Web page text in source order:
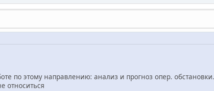
по этому направлению: анализ и прогноз опер.
относиться